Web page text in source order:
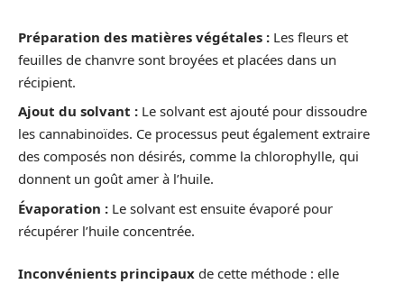
Préparation des matières végétales : Les fleurs et
feuilles de chanvre sont broyées et placées dans un
récipient.
Ajout du solvant : Le solvant est ajouté pour dissoudre
les cannabinoïdes. Ce processus peut également extraire
des composés non désirés, comme la chlorophylle, qui
donnent un goût amer à l’huile.
Évaporation : Le solvant est ensuite évaporé pour
récupérer l’huile concentrée.
Inconvénients principaux de cette méthode : elle